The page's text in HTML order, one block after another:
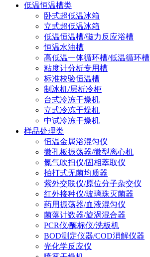
低温恒温槽类
卧式超低温冰箱
立式超低温冰箱
低温恒温槽/磁力反应浴槽
恒温水油槽
高低温一体循环槽/低温循环槽
粘度计分析专用槽
标准校验恒温槽
制冰机/层析冷柜
台式冷冻干燥机
立式冷冻干燥机
中试冷冻干燥机
样品处理类
恒温金属浴混匀仪
微孔板振荡器/微型离心机
氮气吹扫仪/固相萃取仪
拍打式无菌均质器
紫外交联仪/原位分子杂交仪
红外接种仪/玻璃珠灭菌器
药用振荡器/血液混匀仪
菌落计数器/旋涡混合器
PCR仪/酶标仪/洗板机
BOD测定仪器/COD消解仪器
光化学反应仪